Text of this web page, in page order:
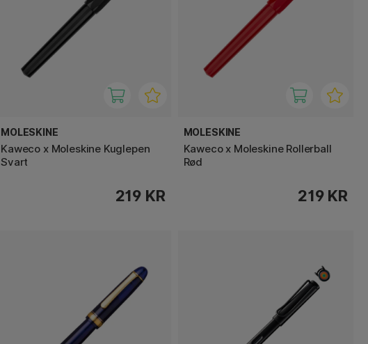
MOLESKINE
Kaweco x Moleskine Kuglepen
Svart
219 KR
MOLESKINE
Kaweco x Moleskine Rollerball
Rød
219 KR